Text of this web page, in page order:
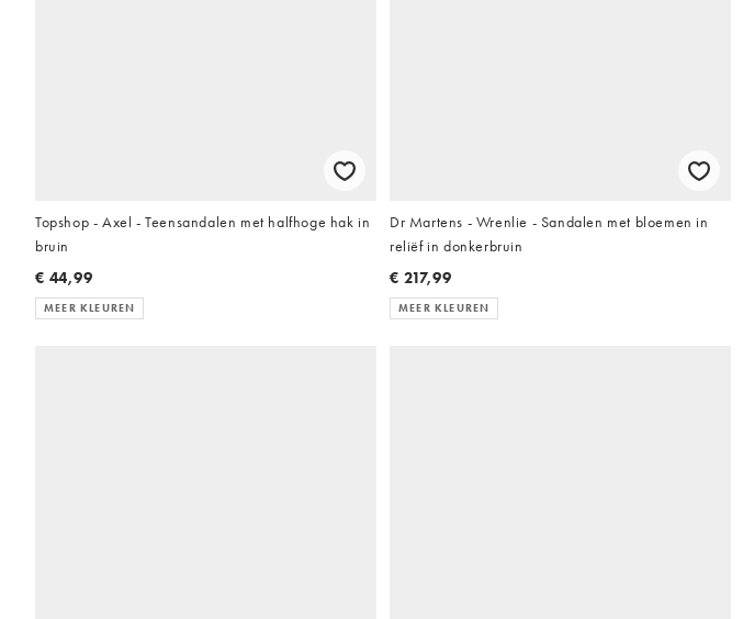
Topshop - Axel - Teensandalen met halfhoge hak in
bruin
€ 44,99
MEER KLEUREN
Dr Martens - Wrenlie - Sandalen met bloemen in
reliëf in donkerbruin
€ 217,99
MEER KLEUREN